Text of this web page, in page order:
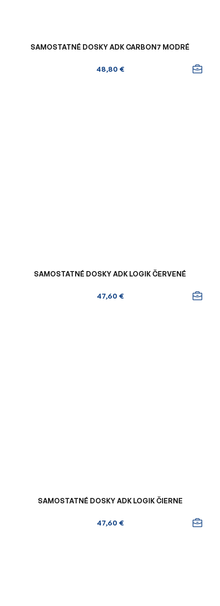
SAMOSTATNÉ DOSKY ADK CARBON7 MODRÉ
48,80 €
SAMOSTATNÉ DOSKY ADK LOGIK ČERVENÉ
47,60 €
SAMOSTATNÉ DOSKY ADK LOGIK ČIERNE
47,60 €